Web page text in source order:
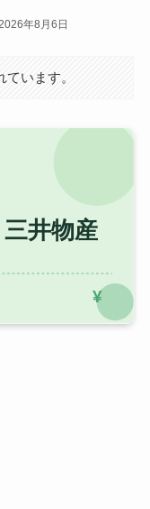
年8月6日
います。